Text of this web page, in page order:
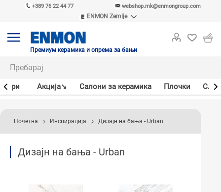
+389 76 22 44 77 webshop.mk@enmongroup.com
ENMON Zemlje
ENMON MKD
Премиум керамика и опрема за бањи
Акцијa↘ Салони за керамика Плочки
Почетна Инспирација Дизајн на бања - Urban
Дизајн на бања - Urban